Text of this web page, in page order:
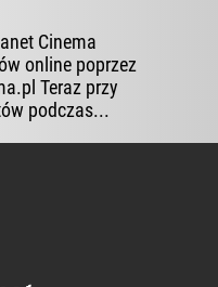
Cinema
online poprzez
Teraz przy
podczas...